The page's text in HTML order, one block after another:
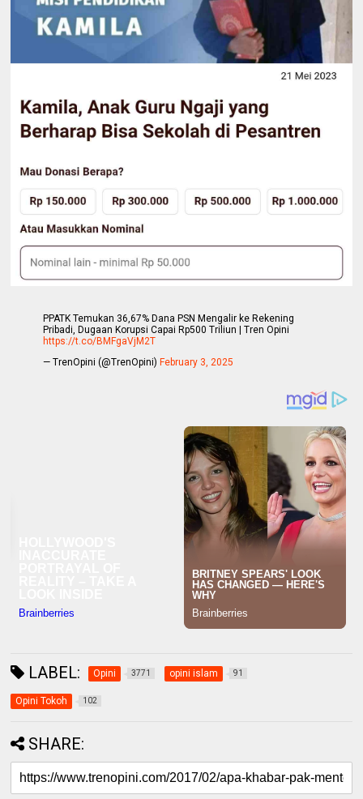
PPATK Temukan 36,67% Dana PSN Mengalir ke Rekening
Pribadi, Dugaan Korupsi Capai Rp500 Triliun | Tren Opini
https://t.co/BMFgaVjM2T
— TrenOpini (@TrenOpini)February 3, 2025
LABEL: Opini 3771 opini islam 91
Opini Tokoh 102
SHARE: